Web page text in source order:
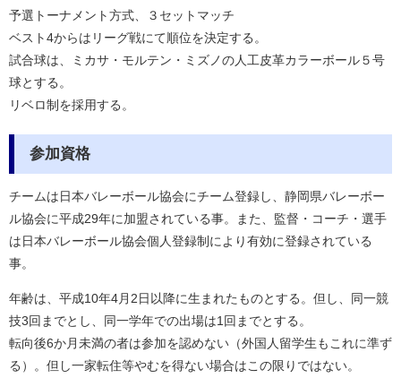
予選トーナメント方式、３セットマッチ
ベスト4からはリーグ戦にて順位を決定する。
試合球は、ミカサ・モルテン・ミズノの人工皮革カラーボール５号
球とする。
リベロ制を採用する。
参加資格
チームは日本バレーボール協会にチーム登録し、静岡県バレーボー
ル協会に平成29年に加盟されている事。また、監督・コーチ・選手
は日本バレーボール協会個人登録制により有効に登録されている
事。
年齢は、平成10年4月2日以降に生まれたものとする。但し、同一競
技3回までとし、同一学年での出場は1回までとする。
転向後6か月未満の者は参加を認めない（外国人留学生もこれに準ず
る）。但し一家転住等やむを得ない場合はこの限りではない。